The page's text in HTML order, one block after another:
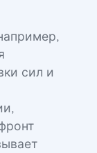
сил и